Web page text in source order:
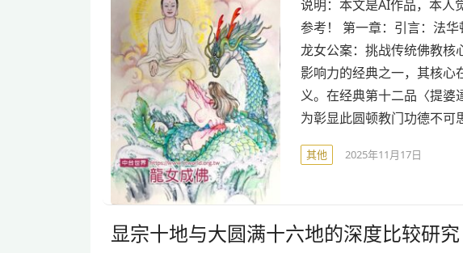
说明：本文是AI作品，本人
参考！ 第一章：引言：法
龙女公案：挑战传统佛教核
影响力的经典之一，其核心
义。在经典第十二品〈提婆
为彰显此圆顿教门功德不
其他 2025年11月17日
显宗十地与大圆满十六地的深度比较研究